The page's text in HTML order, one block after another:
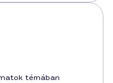
témában